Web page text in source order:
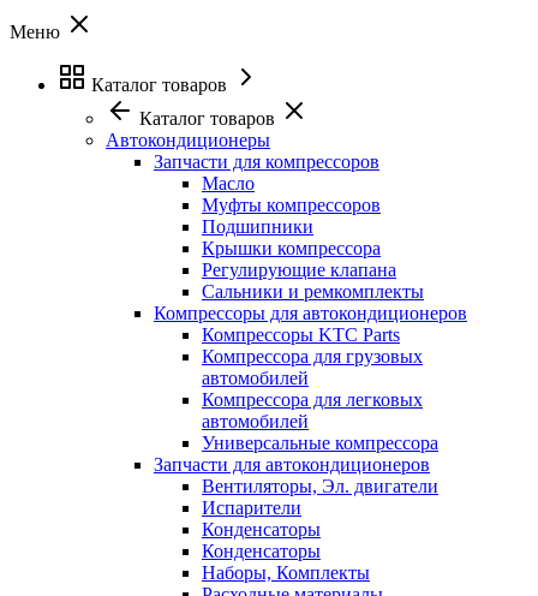
Меню
Каталог товаров
Каталог товаров
Автокондиционеры
Запчасти для компрессоров
Масло
Муфты компрессоров
Подшипники
Крышки компрессора
Регулирующие клапана
Сальники и ремкомплекты
Компрессоры для автокондиционеров
Компрессоры KTC Parts
Компрессора для грузовых
автомобилей
Компрессора для легковых
автомобилей
Универсальные компрессора
Запчасти для автокондиционеров
Вентиляторы, Эл. двигатели
Испарители
Конденсаторы
Конденсаторы
Наборы, Комплекты